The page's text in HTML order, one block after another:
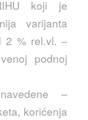
koji je
varijanta
2 % rel.vl. –
podnoj
–
korićenja